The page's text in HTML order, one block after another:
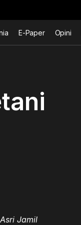
E-Paper Opini
Jamil